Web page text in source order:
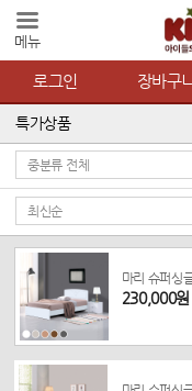
메뉴
로그인 장바구니
특가상품
마리 슈퍼싱
230,000원